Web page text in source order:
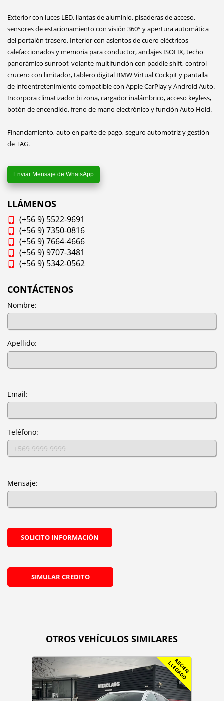
Exterior con luces LED, llantas de aluminio, pisaderas de acceso,
sensores de estacionamiento con visión 360° y apertura automática
del portalón trasero. Interior con asientos de cuero eléctricos
calefaccionados y memoria para conductor, anclajes ISOFIX, techo
panorámico sunroof, volante multifunción con paddle shift, control
crucero con limitador, tablero digital BMW Virtual Cockpit y pantalla
de infoentretenimiento compatible con Apple CarPlay y Android Auto.
Incorpora climatizador bi zona, cargador inalámbrico, acceso keyless,
botón de encendido, freno de mano electrónico y función Auto Hold.
Financiamiento, auto en parte de pago, seguro automotriz y gestión
de TAG.
Enviar Mensaje de WhatsApp
LLÁMENOS
(+56 9) 5522-9691
(+56 9) 7350-0816
(+56 9) 7664-4666
(+56 9) 9707-3481
(+56 9) 5342-0562
CONTÁCTENOS
Nombre:
Apellido:
Email:
Teléfono:
Mensaje:
SOLICITO INFORMACIÓN
SIMULAR CREDITO
OTROS VEHÍCULOS SIMILARES
R
E
C
I
E
N
L
L
E
G
A
D
O